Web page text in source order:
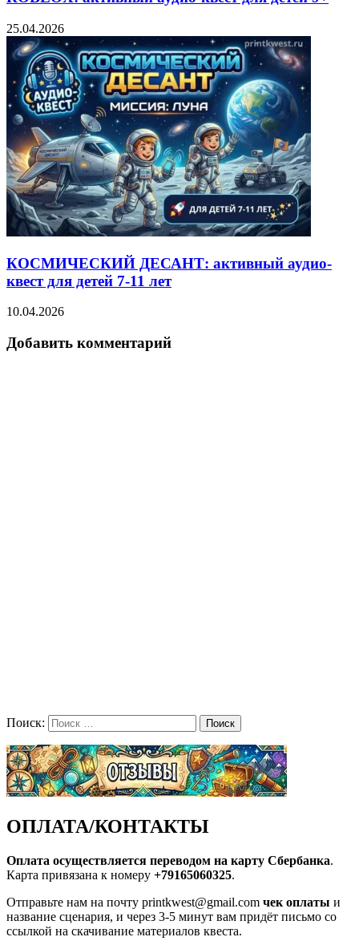
25.04.2026
КОСМИЧЕСКИЙ ДЕСАНТ: активный аудио-
квест для детей 7-11 лет
10.04.2026
Добавить комментарий
Поиск: Поиск
ОПЛАТА/КОНТАКТЫ
Оплата осуществляется переводом на карту Сбербанка.
Карта привязана к номеру +79165060325.
Отправьте нам на почту printkwest@gmail.com чек оплаты и
название сценария, и через 3-5 минут вам придёт письмо со
ссылкой на скачивание материалов квеста.